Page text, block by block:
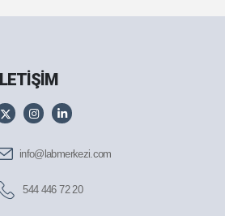
info@labmerkezi.com
544 446 72 20